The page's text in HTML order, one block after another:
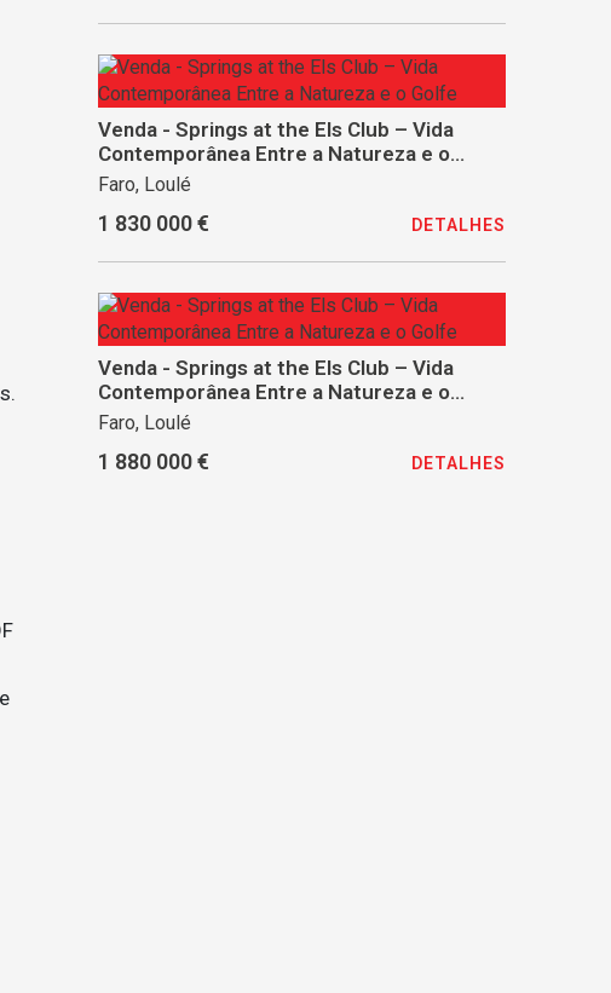
Venda - Springs at the Els Club – Vida
Contemporânea Entre a Natureza e o
Golfe
Faro, Loulé
1 830 000 € DETALHES
Venda - Springs at the Els Club – Vida
Contemporânea Entre a Natureza e o
Golfe
Faro, Loulé
1 880 000 € DETALHES